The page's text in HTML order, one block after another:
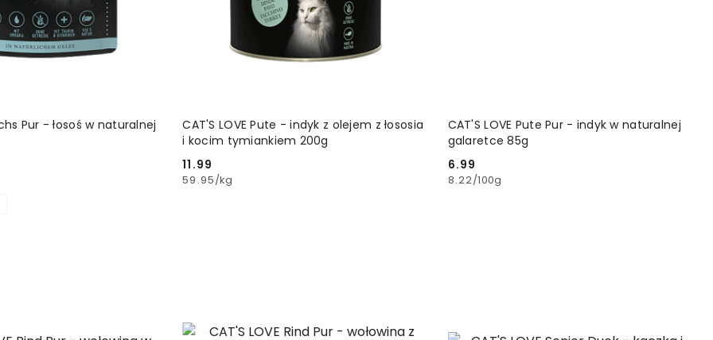
Pur - łosoś w naturalnej
DODAJ DO KOSZYKA
CAT'S LOVE Pute - indyk z olejem z łososia
i kocim tymiankiem 200g
Cena:
11.99
59.95/kg
DODAJ DO KOSZYKA
CAT'S LOVE Pute Pur - indyk w naturalnej
galaretce 85g
Cena:
6.99
8.22/100g
DODAJ DO KOSZYKA